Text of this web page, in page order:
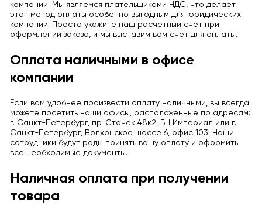
компании. Мы являемся плательщиками НДС, что делает
этот метод оплаты особенно выгодным для юридических
компаний. Просто укажите наш расчетный счет при
оформлении заказа, и мы выставим вам счет для оплаты.
Оплата наличными в офисе
компании
Если вам удобнее произвести оплату наличными, вы всегда
можете посетить наши офисы, расположенные по адресам:
г. Санкт-Петербург, пр. Стачек 48к2, БЦ Империал или г.
Санкт-Петербург, Волхонское шоссе 6, офис 103. Наши
сотрудники будут рады принять вашу оплату и оформить
все необходимые документы.
Наличная оплата при получении
товара